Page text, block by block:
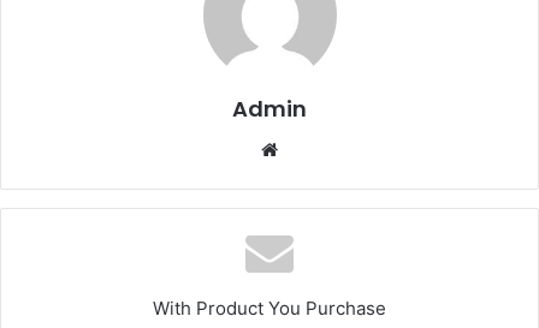
Admin
te
With Product You Purchase